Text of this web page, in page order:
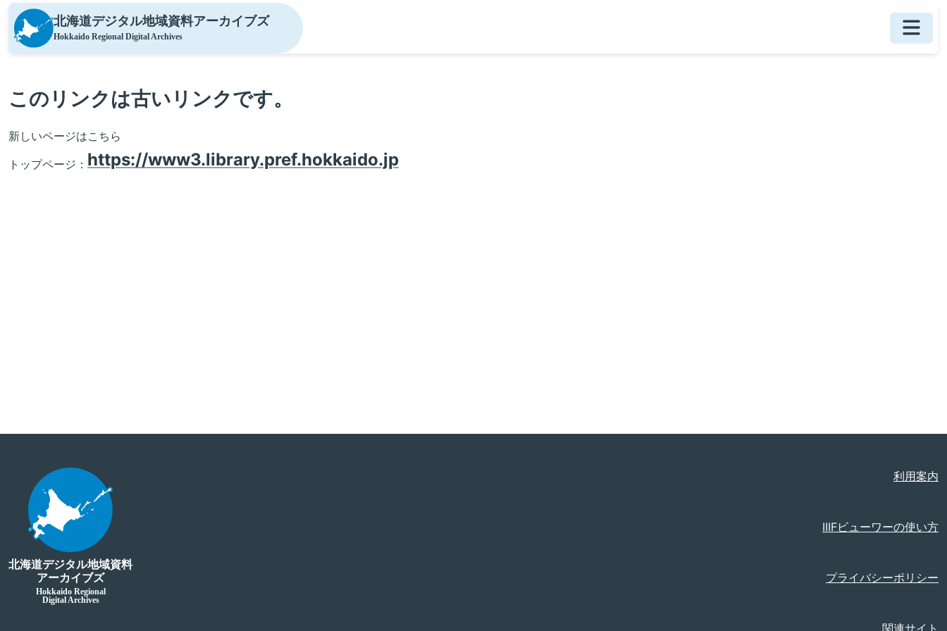
北海道デジタル地域資料アーカイブズ
Hokkaido Regional Digital Archives
このリンクは古いリンクです。
新しいページはこちら
トップページ： https://www3.library.pref.hokkaido.jp
北海道デジタル地域資料
アーカイブズ
Hokkaido Regional
Digital Archives
利用案内
IIIFビューワーの使い方
プライバシーポリシー
関連サイト